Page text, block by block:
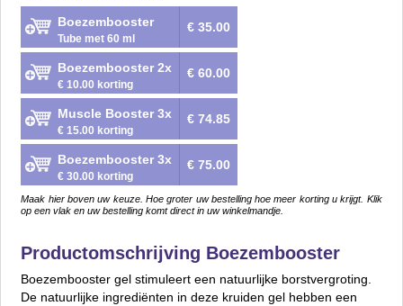
Boezembooster
Tube met 60 ml
€ 35.00
Boezembooster 2x
€ 10.00 korting
€ 60.00
Muscle Booster 3x
€ 15.00 korting
€ 74.85
Boezembooster 3x
€ 30.00 korting
€ 75.00
Maak hier boven uw keuze. Hoe groter uw bestelling hoe meer korting u krijgt. Klik
op een vlak en uw bestelling komt direct in uw winkelmandje.
Productomschrijving Boezembooster
Boezembooster gel stimuleert een natuurlijke borstvergroting.
De natuurlijke ingrediënten in deze kruiden gel hebben een